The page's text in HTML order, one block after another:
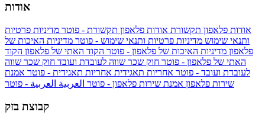
אודות
אודות פלאפון תקשורת אודות פלאפון תקשורת - פוטר מדיניות פרטיות
ותנאי שימוש מדיניות פרטיות ותנאי שימוש - פוטר מדיניות האיכות של
פלאפון מדיניות האיכות של פלאפון - פוטר הקוד האתי של פלאפון הקוד
האתי של פלאפון - פוטר חוק שכר שווה לעובדת ועובד חוק שכר שווה
לעובדת ועובד - פוטר אחריות תאגידית אחריות תאגידית - פוטר אמנת
שירות פלאפון אמנת שירות פלאפון - פוטר العربية العربية - פוטר
קבוצת בזק